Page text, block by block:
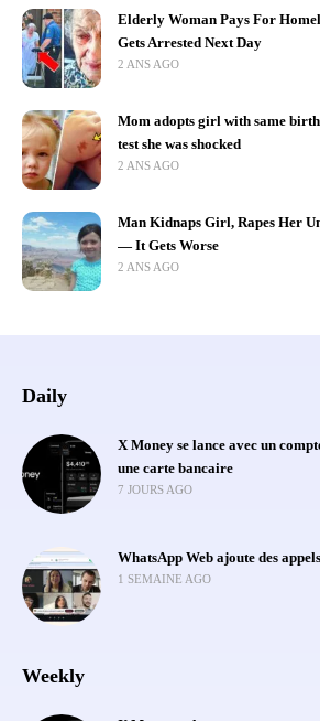
Elderly Woman Pays For
Gets Arrested Next Day
2 ANS AGO
Mom adopts girl with same
test she was shocked
2 ANS AGO
Man Kidnaps Girl, Rapes Her
— It Gets Worse
2 ANS AGO
Daily
X Money se lance avec un
une carte bancaire
7 JOURS AGO
WhatsApp Web ajoute des
1 SEMAINE AGO
Weekly